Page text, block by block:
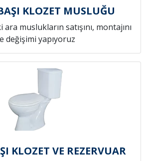
KLOZET MUSLUĞU
muslukların satışını, montajını
değişimi yapıyoruz
KLOZET VE REZERVUAR